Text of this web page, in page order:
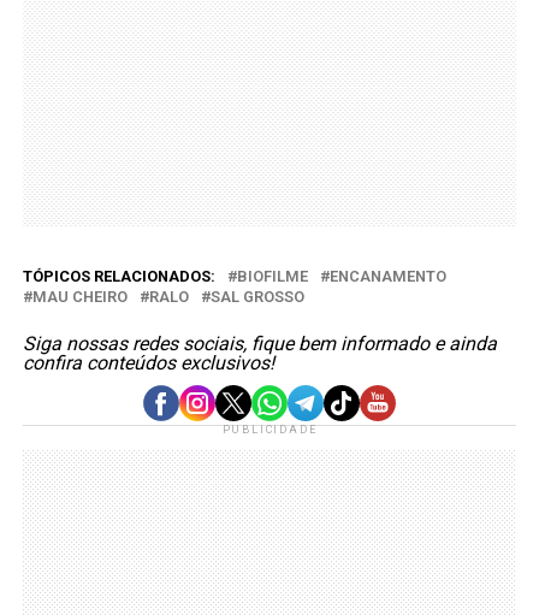
TÓPICOS RELACIONADOS: BIOFILME
ENCANAMENTO
MAU CHEIRO
RALO SAL GROSSO
Siga nossas redes sociais, fique bem informado e ainda
confira conteúdos exclusivos!
PUBLICIDADE